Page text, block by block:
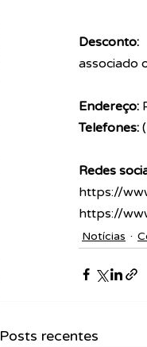
Desconto:
associado
Endereço:
Telefones:
Redes
https://
https://
Notícias
Posts recentes